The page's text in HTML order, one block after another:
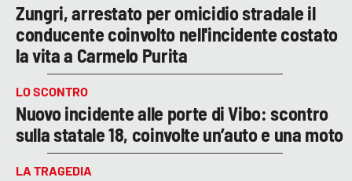
Zungri, arrestato per omicidio stradale il
conducente coinvolto nell'incidente costato
la vita a Carmelo Purita
LO SCONTRO
Nuovo incidente alle porte di Vibo: scontro
sulla statale 18, coinvolte un’auto e una moto
LA TRAGEDIA